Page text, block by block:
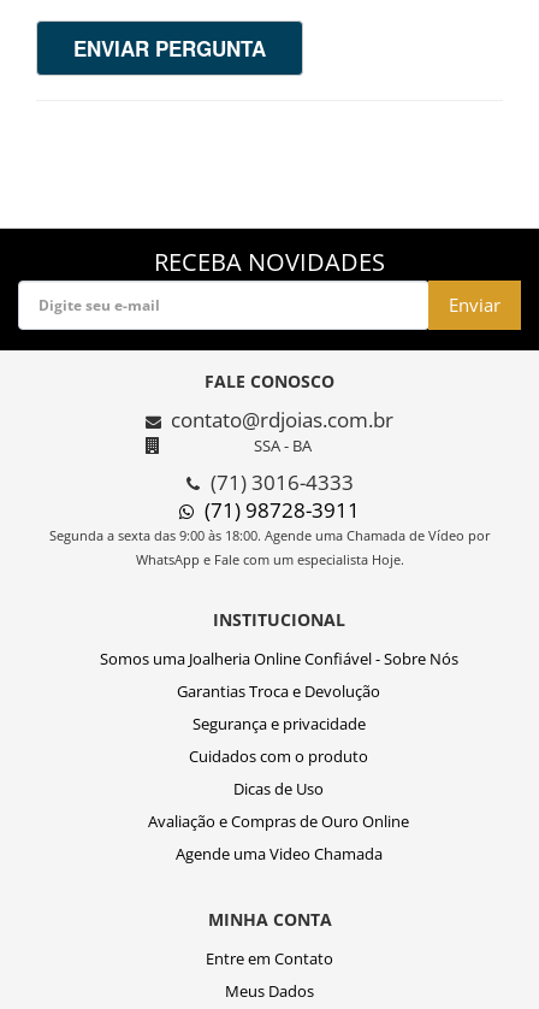
ENVIAR PERGUNTA
RECEBA NOVIDADES
Enviar
INSTITUCIONAL
Somos uma Joalheria Online Confiável - Sobre Nós
Garantias Troca e Devolução
Segurança e privacidade
Cuidados com o produto
Dicas de Uso
Avaliação e Compras de Ouro Online
Agende uma Video Chamada
MINHA CONTA
Entre em Contato
Meus Dados
FALE CONOSCO
contato@rdjoias.com.br
SSA - BA
(71) 3016-4333
(71) 98728-3911
Segunda a sexta das 9:00 às 18:00. Agende uma Chamada de Vídeo por
WhatsApp e Fale com um especialista Hoje.